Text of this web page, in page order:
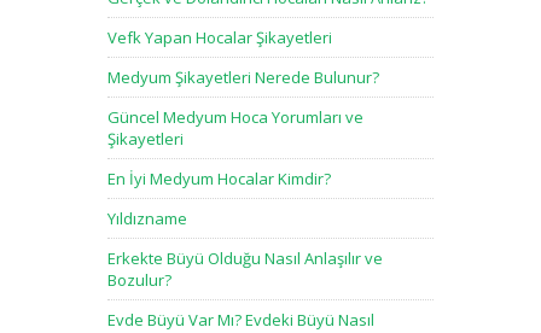
Vefk Yapan Hocalar Şikayetleri
Medyum Şikayetleri Nerede Bulunur?
Güncel Medyum Hoca Yorumları ve
Şikayetleri
En İyi Medyum Hocalar Kimdir?
Yıldızname
Erkekte Büyü Olduğu Nasıl Anlaşılır ve
Bozulur?
Evde Büyü Var Mı? Evdeki Büyü Nasıl